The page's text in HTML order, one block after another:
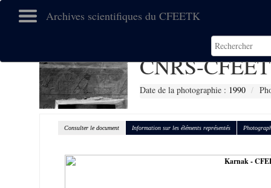
Archives scientifiques du CFEETK
CNRS-
Date de la photographie : 1990
Consulter le document Information sur les éléments représentés